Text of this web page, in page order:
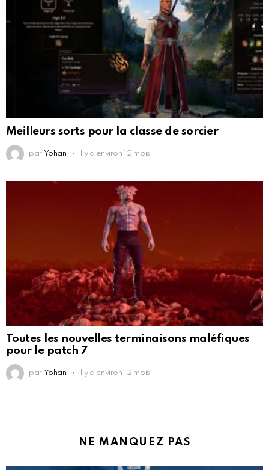
Meilleurs sorts pour la classe de sorcier
par Yohan il y a environ 12 mois
Toutes les nouvelles terminaisons maléfiques
pour le patch 7
par Yohan il y a environ 12 mois
NE MANQUEZ PAS